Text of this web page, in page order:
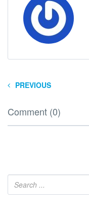
PREVIOUS
Comment (0)